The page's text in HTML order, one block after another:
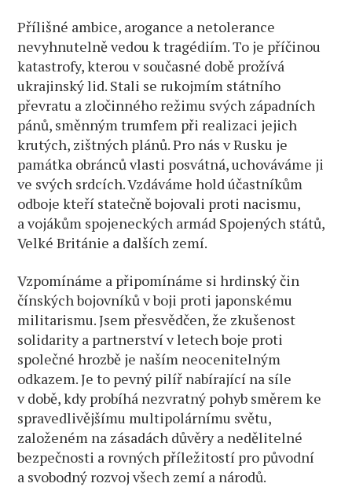
Přílišné ambice, arogance a netolerance
nevyhnutelně vedou k tragédiím. To je příčinou
katastrofy, kterou v současné době prožívá
ukrajinský lid. Stali se rukojmím státního
převratu a zločinného režimu svých západních
pánů, směnným trumfem při realizaci jejich
krutých, zištných plánů. Pro nás v Rusku je
památka obránců vlasti posvátná, uchováváme ji
ve svých srdcích. Vzdáváme hold účastníkům
odboje kteří statečně bojovali proti nacismu,
a vojákům spojeneckých armád Spojených států,
Velké Británie a dalších zemí.
Vzpomínáme a připomínáme si hrdinský čin
čínských bojovníků v boji proti japonskému
militarismu. Jsem přesvědčen, že zkušenost
solidarity a partnerství v letech boje proti
společné hrozbě je naším neocenitelným
odkazem. Je to pevný pilíř nabírající na síle
v době, kdy probíhá nezvratný pohyb směrem ke
spravedlivějšímu multipolárnímu světu,
založeném na zásadách důvěry a nedělitelné
bezpečnosti a rovných příležitostí pro původní
a svobodný rozvoj všech zemí a národů.